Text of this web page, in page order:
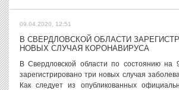
09.04.2020, 12:51
В СВЕРДЛОВСКОЙ ОБЛАСТИ
НОВЫХ СЛУЧАЯ КОРОНАВИРУСА
В Свердловской области по состоянию на
зарегистрировано три новых случая
Как следует из опубликованных